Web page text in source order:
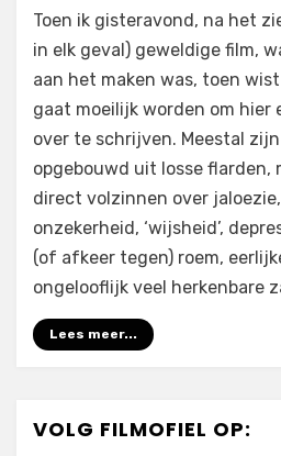
door Filmofiel.nl
Laat een reactie achter
op
End
of
the
Tour
Toen ik gisteravond, na het
in elk geval) geweldige film,
aan het maken was, toen
gaat moeilijk worden om hier
over te schrijven. Meestal
opgebouwd uit losse flarden,
direct volzinnen over
onzekerheid, ‘wijsheid’,
(of afkeer tegen) roem,
ongelooflijk veel herkenbare
Lees meer...
VOLG FILMOFIEL OP: